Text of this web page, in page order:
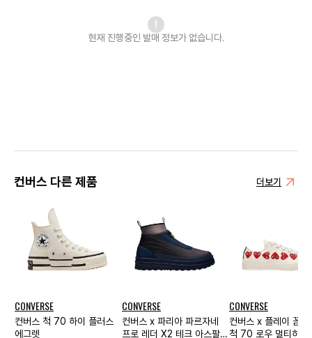
현재 진행중인 발매 정보가 없습니다.
컨버스 다른 제품 더보기
CONVERSE
컨버스 척 70 하이 플러스
에그렛
CONVERSE
컨버스 x 파리아 파르자네
프로 레더 X2 테크 아스팔
CONVERSE
컨버스 x 플레이 꼼데
척 70 로우 멀티하트